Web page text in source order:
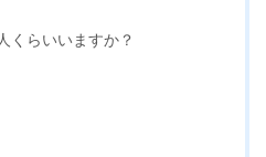
くらいいますか？